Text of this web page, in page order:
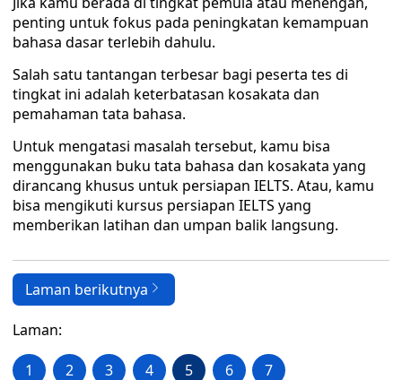
penting untuk fokus pada peningkatan kemampuan
bahasa dasar terlebih dahulu.
Salah satu tantangan terbesar bagi peserta tes di
tingkat ini adalah keterbatasan kosakata dan
pemahaman tata bahasa.
Untuk mengatasi masalah tersebut, kamu bisa
menggunakan buku tata bahasa dan kosakata yang
dirancang khusus untuk persiapan IELTS. Atau, kamu
bisa mengikuti kursus persiapan IELTS yang
memberikan latihan dan umpan balik langsung.
Laman berikutnya
Laman:
1 2 3 4 5 6 7